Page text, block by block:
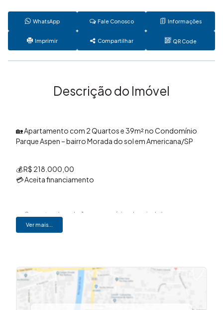
WhatsApp Fale Conosco Informações
Imprimir Compartilhar QR Code
Descrição do Imóvel
🏡 Apartamento com 2 Quartos e 39m² no Condomínio
Parque Aspen – bairro Morada do sol em Americana/SP
💰 R$ 218.000,00
💳 Aceita financiamento
🛏️ 2 quartos (sendo 1 com armário planejado)
🚿 1 banheiro
🚗 1 vaga de garagem coberta
🍽️ Cozinha com armários
🪨 Piso em porcelanato
Ver mais...